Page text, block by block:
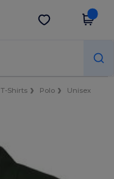
Stáhnout app
T-Shirts Polo
Unisex